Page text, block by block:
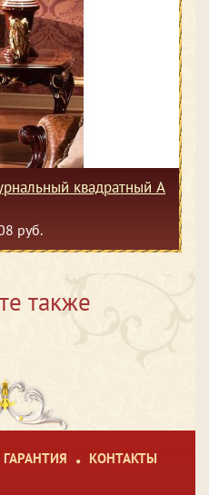
квадратный А
руб.
также
ГАРАНТИЯ КОНТАКТЫ